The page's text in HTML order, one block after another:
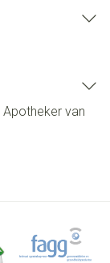
Apotheker van